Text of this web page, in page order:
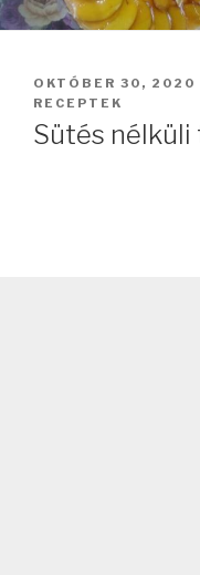
BEKÜLDVE:
OKTÓBER 30, 2020
RECEPTEK
Sütés nélküli